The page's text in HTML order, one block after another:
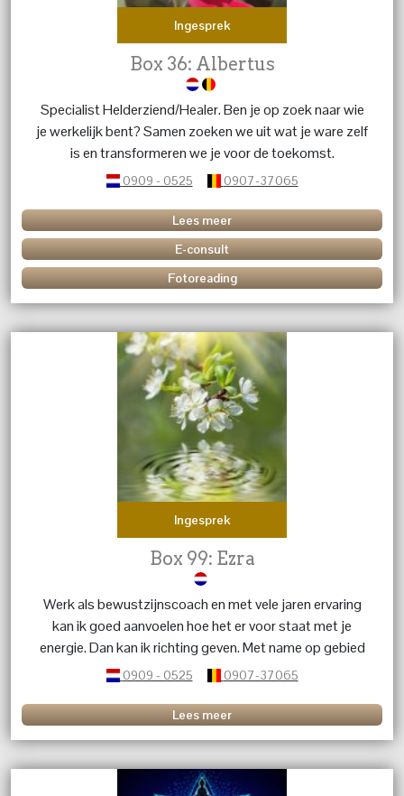
Ingesprek
Box 36: Albertus
Specialist Helderziend/Healer. Ben je op zoek naar wie
je werkelijk bent? Samen zoeken we uit wat je ware zelf
is en transformeren we je voor de toekomst.
0909 - 0525 0907-37065
Lees meer
E-consult
Fotoreading
Ingesprek
Box 99: Ezra
Werk als bewustzijnscoach en met vele jaren ervaring
kan ik goed aanvoelen hoe het er voor staat met je
energie. Dan kan ik richting geven. Met name op gebied
van liefdesrelaties.
0909 - 0525 0907-37065
Lees meer